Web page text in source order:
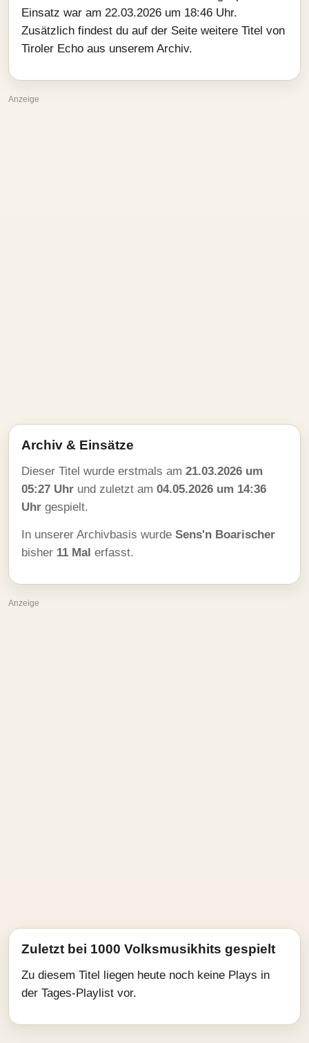
Einsatz war am 22.03.2026 um 18:46 Uhr.
Zusätzlich findest du auf der Seite weitere Titel von
Tiroler Echo aus unserem Archiv.
Anzeige
Archiv & Einsätze
Dieser Titel wurde erstmals am 21.03.2026 um
05:27 Uhr und zuletzt am 04.05.2026 um 14:36
Uhr gespielt.
In unserer Archivbasis wurde Sens'n Boarischer
bisher 11 Mal erfasst.
Anzeige
Zuletzt bei 1000 Volksmusikhits gespielt
Zu diesem Titel liegen heute noch keine Plays in
der Tages-Playlist vor.